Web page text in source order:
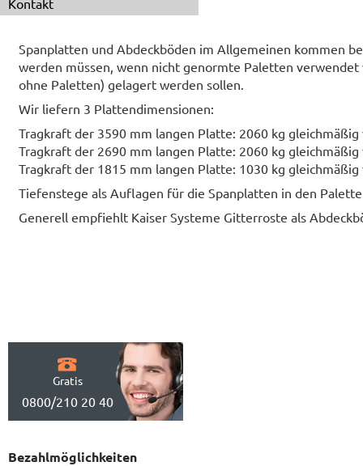
Kontakt
Spanplatten und Abdeckböden im Allgemeinen kommen
werden müssen, wenn nicht genormte Paletten
ohne Paletten) gelagert werden sollen.
Wir liefern 3 Plattendimensionen:
Tragkraft der 3590 mm langen Platte: 2060 kg
Tragkraft der 2690 mm langen Platte: 2060 kg
Tragkraft der 1815 mm langen Platte: 1030 kg
Tiefenstege als Auflagen für die Spanplatten in den
Generell empfiehlt Kaiser Systeme Gitterroste als
Gratis
0800/210 20 40
Bezahlmöglichkeiten